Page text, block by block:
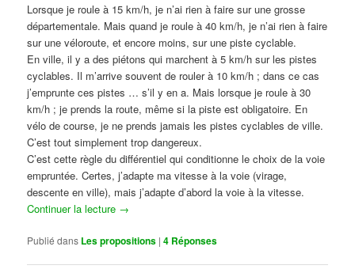
Lorsque je roule à 15 km/h, je n’ai rien à faire sur une grosse
départementale. Mais quand je roule à 40 km/h, je n’ai rien à faire
sur une véloroute, et encore moins, sur une piste cyclable.
En ville, il y a des piétons qui marchent à 5 km/h sur les pistes
cyclables. Il m’arrive souvent de rouler à 10 km/h ; dans ce cas
j’emprunte ces pistes … s’il y en a. Mais lorsque je roule à 30
km/h ; je prends la route, même si la piste est obligatoire. En
vélo de course, je ne prends jamais les pistes cyclables de ville.
C’est tout simplement trop dangereux.
C’est cette règle du différentiel qui conditionne le choix de la voie
empruntée. Certes, j’adapte ma vitesse à la voie (virage,
descente en ville), mais j’adapte d’abord la voie à la vitesse.
Continuer la lecture →
Publié dans Les propositions |4 Réponses